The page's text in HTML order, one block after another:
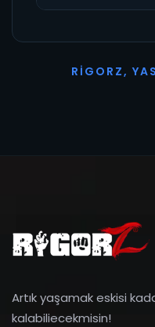
R I G O R Z, YAS
Artık yaşamak eskisi
kalabiliecekmisin!